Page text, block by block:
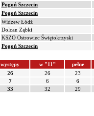
Pogoń Szczecin
Pogoń Szczecin
Widzew Łódź
Dolcan Ząbki
KSZO Ostrowiec Świętokrzyski
Pogoń Szczecin
występy w "11"
pełne
26 26
23
7 6
6
33 32 29